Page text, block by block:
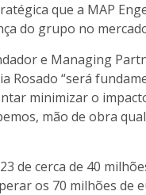
que a MAP
do grupo no
e Managing
Rosado “será
minimizar o
mão de obra
de cerca de 40
os 70 milhões de